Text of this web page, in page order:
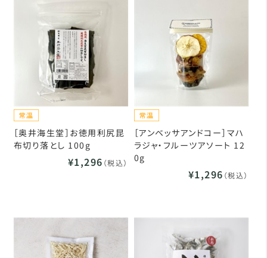
［奥井海生堂］お徳用利尻昆
布切り落とし 100g
¥1,296 （税込）
［アンベッサアンドコー］マハ
ラジャ・フルーツアソート 12
0g
¥1,296 （税込）